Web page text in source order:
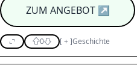
ZUM ANGEBOT↗
0 [+]Geschichte